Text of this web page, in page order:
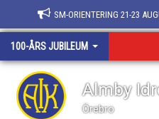
SM-ORIENTERING 21-23
100-ÅRS JUBILEUM
Almby
Örebro